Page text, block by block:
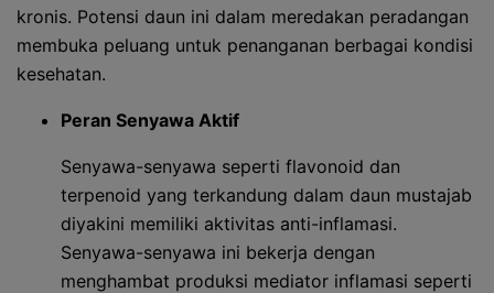
kronis. Potensi daun ini dalam meredakan peradangan
membuka peluang untuk penanganan berbagai kondisi
kesehatan.
Peran Senyawa Aktif
Senyawa-senyawa seperti flavonoid dan
terpenoid yang terkandung dalam daun mustajab
diyakini memiliki aktivitas anti-inflamasi.
Senyawa-senyawa ini bekerja dengan
menghambat produksi mediator inflamasi seperti